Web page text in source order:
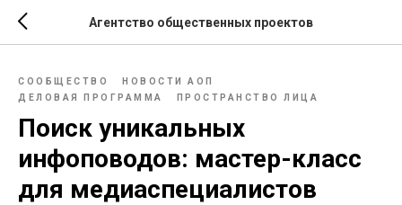
Агентство общественных проектов
СООБЩЕСТВО
НОВОСТИ АОП
ДЕЛОВАЯ ПРОГРАММА
ПРОСТРАНСТВО ЛИЦА
Поиск уникальных
инфоповодов: мастер-класс
для медиаспециалистов